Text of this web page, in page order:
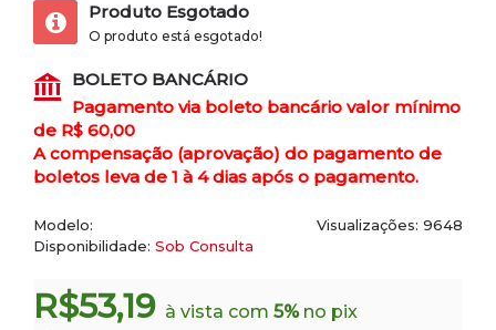
Produto Esgotado
O produto está esgotado!
BOLETO BANCÁRIO
Pagamento via boleto bancário valor mínimo
de R$ 60,00
A compensação (aprovação) do pagamento de
boletos leva de 1 à 4 dias após o pagamento.
Visualizações: 9648
Modelo:
Disponibilidade: Sob Consulta
R$53,19 à vista com 5%no pix